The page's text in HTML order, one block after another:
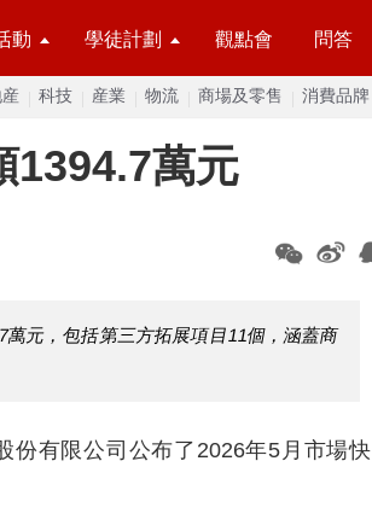
動 學徒計劃 觀點會 問答
科技 産業 物流 商場及零售 消費品牌
1394.7萬元
元，包括第三方拓展項目11個，涵蓋商
份有限公司公布了2026年5月市場快